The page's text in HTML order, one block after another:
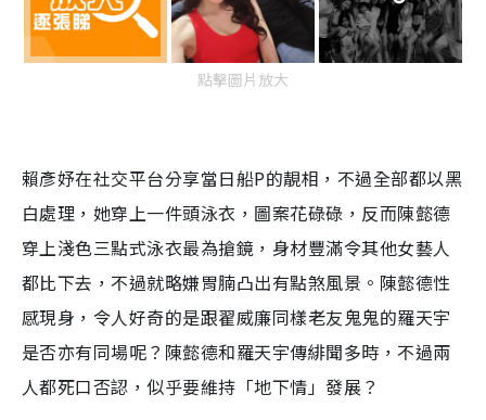
點擊圖片放大
賴彥妤在社交平台分享當日船P的靚相，不過全部都以黑
白處理，她穿上一件頭泳衣，圖案花碌碌，反而陳懿德
穿上淺色三點式泳衣最為搶鏡，身材豐滿令其他女藝人
都比下去，不過就略嫌胃腩凸出有點煞風景。陳懿德性
感現身，令人好奇的是跟翟威廉同樣老友鬼鬼的羅天宇
是否亦有同場呢？陳懿德和羅天宇傳緋聞多時，不過兩
人都死口否認，似乎要維持「地下情」發展？